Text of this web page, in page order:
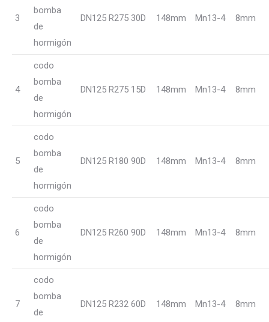
3
bomba
de
hormigón
DN125 R275 30D 148mm Mn13-4 8mm
4
codo
bomba
de
hormigón
DN125 R275 15D 148mm Mn13-4 8mm
5
codo
bomba
de
hormigón
DN125 R180 90D 148mm Mn13-4 8mm
6
codo
bomba
de
hormigón
DN125 R260 90D 148mm Mn13-4 8mm
7
codo
bomba
de
DN125 R232 60D 148mm Mn13-4 8mm